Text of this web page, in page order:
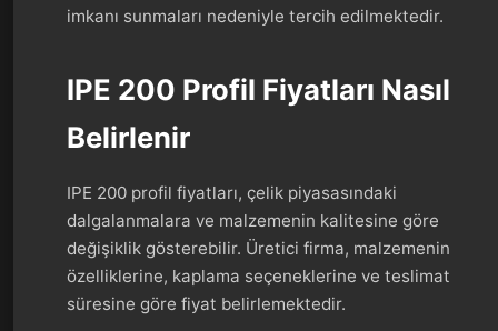
imkanı sunmaları nedeniyle tercih edilmektedir.
IPE 200 Profil Fiyatları Nasıl
Belirlenir
IPE 200 profil fiyatları, çelik piyasasındaki
dalgalanmalara ve malzemenin kalitesine göre
değişiklik gösterebilir. Üretici firma, malzemenin
özelliklerine, kaplama seçeneklerine ve teslimat
süresine göre fiyat belirlemektedir.